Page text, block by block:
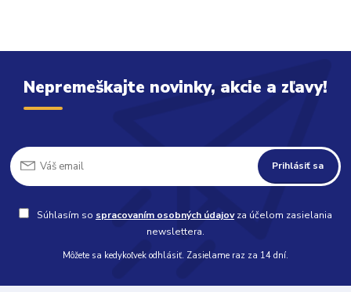
Nepremeškajte novinky, akcie a zľavy!
Prihlásiť sa
Súhlasím so spracovaním osobných údajovza účelom zasielania
newslettera.
Môžete sa kedykoľvek odhlásiť. Zasielame raz za 14 dní.